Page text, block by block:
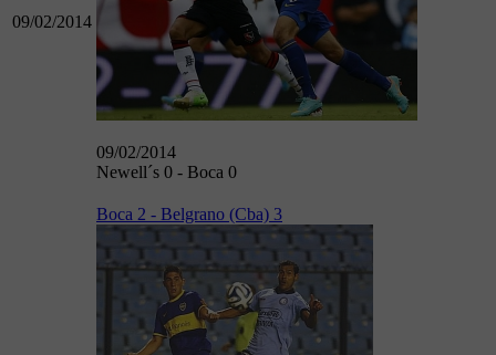
09/02/2014
09/02/2014
Newell´s 0 - Boca 0
Boca 2 - Belgrano (Cba) 3